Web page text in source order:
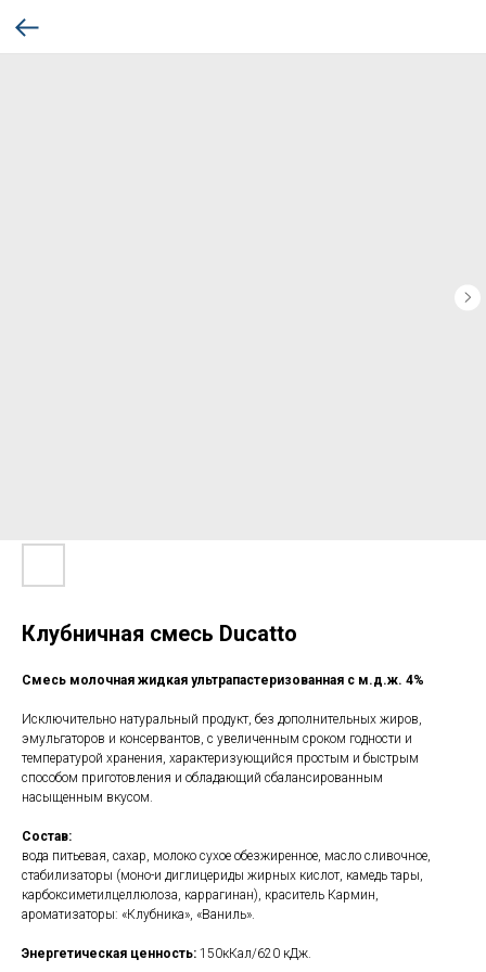
Клубничная смесь Ducatto
Смесь молочная жидкая ультрапастеризованная с м.д.ж. 4%
Исключительно натуральный продукт, без дополнительных жиров,
эмульгаторов и консервантов, с увеличенным сроком годности и
температурой хранения, характеризующийся простым и быстрым
способом приготовления и обладающий сбалансированным
насыщенным вкусом.
Состав:
вода питьевая, сахар, молоко сухое обезжиренное, масло сливочное,
стабилизаторы (моно-и диглицериды жирных кислот, камедь тары,
карбоксиметилцеллюлоза, каррагинан), краситель Кармин,
ароматизаторы: «Клубника», «Ваниль».
Энергетическая ценность: 150кКал/620 кДж.